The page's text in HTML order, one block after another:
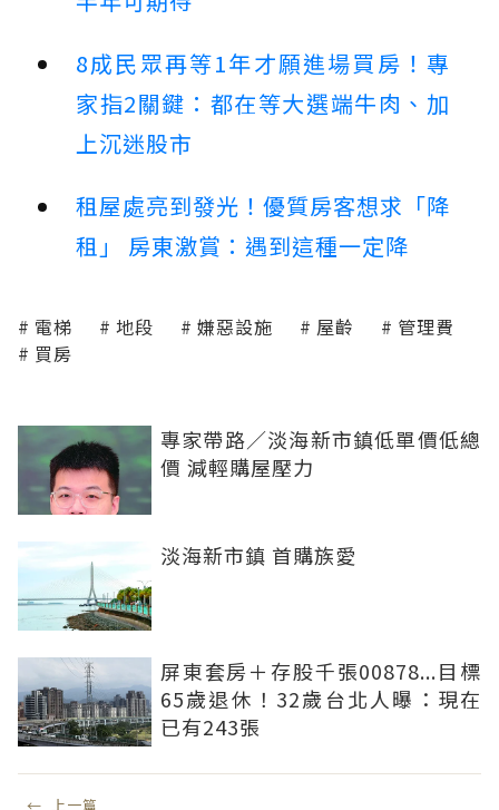
8成民眾再等1年才願進場買房！專
家指2關鍵：都在等大選端牛肉、加
上沉迷股市
租屋處亮到發光！優質房客想求「降
租」 房東激賞：遇到這種一定降
電梯 地段 嫌惡設施 屋齡
管理費
買房
專家帶路／淡海新市鎮低單價低總
價 減輕購屋壓力
淡海新市鎮 首購族愛
屏東套房＋存股千張00878...目標
65歲退休！32歲台北人曝：現在
已有243張
← 上一篇